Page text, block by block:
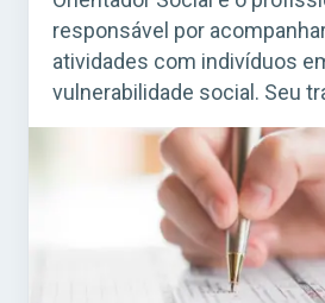
responsável por
atividades com indivíduos
vulnerabilidade social. Seu
essencial em programas de
social mantidos por
especialmente em Centros
Assistência Social (CRAS)
ligados ao SUAS (Sistema
Assistência Social). Acesse